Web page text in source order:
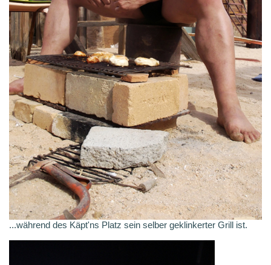
...während des Käpt'ns Platz sein selber geklinkerter Grill ist.